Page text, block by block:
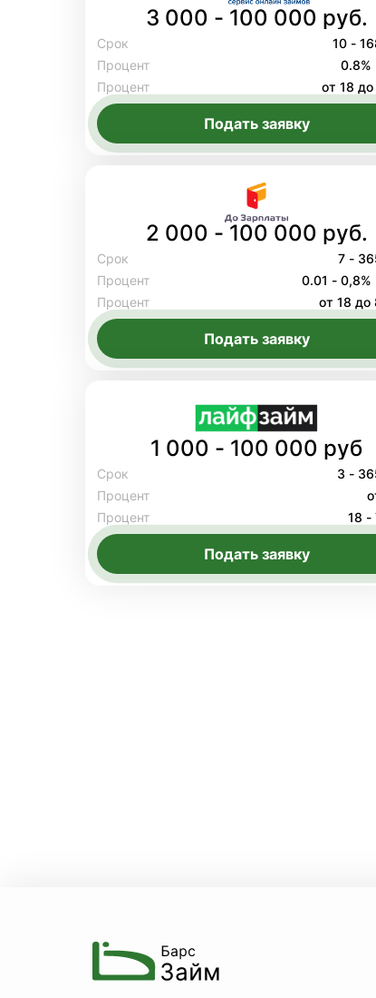
3 000 - 100 000 руб.
Срок
10 -
Процент
0.8%
Процент
от 18 до
Подать заявку
2 000 - 100 000 руб.
Срок
7 -
Процент
0.01 - 0,8%
Процент
от 18 до
Подать заявку
1 000 - 100 000 руб
Срок
3 -
Процент
Процент
18 -
Подать заявку